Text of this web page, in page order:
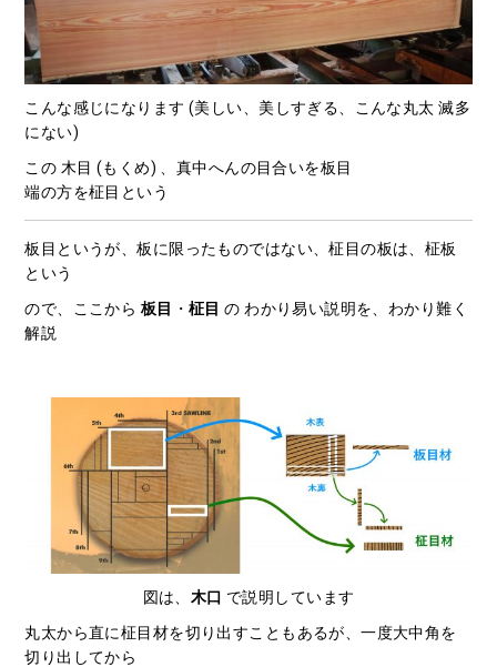
こんな感じになります (美しい、美しすぎる、こんな丸太 滅多
にない)
この 木目 (もくめ) 、真中へんの目合いを板目
端の方を柾目という
板目というが、板に限ったものではない、柾目の板は、柾板
という
ので、ここから 板目 ・柾目 の わかり易い説明を、わかり難く
解説
図は、 木口 で説明しています
丸太から直に柾目材を切り出すこともあるが、一度大中角を
切り出してから